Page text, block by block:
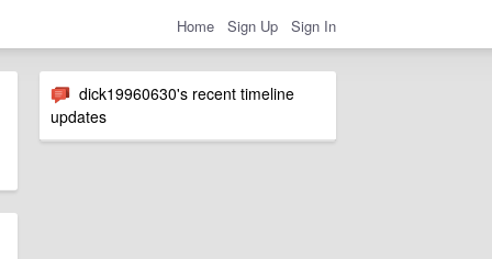
Home Sign Up Sign In
dick19960630's recent timeline
updates